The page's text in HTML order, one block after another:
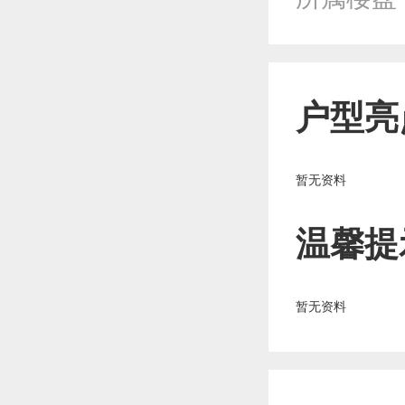
户型
暂无资料
温馨
暂无资料